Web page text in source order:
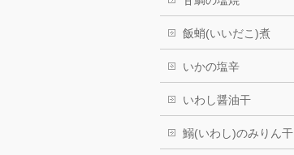
飯蛸(いいだこ)煮
いかの塩辛
いわし醤油干
鰯(いわし)のみりん干